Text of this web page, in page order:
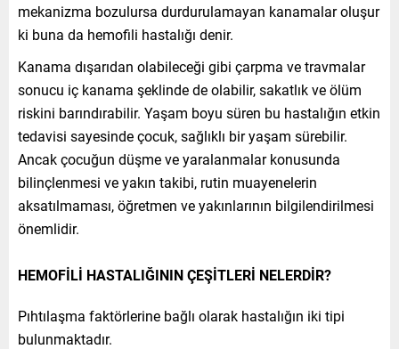
mekanizma bozulursa durdurulamayan kanamalar oluşur
ki buna da hemofili hastalığı denir.
Kanama dışarıdan olabileceği gibi çarpma ve travmalar
sonucu iç kanama şeklinde de olabilir, sakatlık ve ölüm
riskini barındırabilir. Yaşam boyu süren bu hastalığın etkin
tedavisi sayesinde çocuk, sağlıklı bir yaşam sürebilir.
Ancak çocuğun düşme ve yaralanmalar konusunda
bilinçlenmesi ve yakın takibi, rutin muayenelerin
aksatılmaması, öğretmen ve yakınlarının bilgilendirilmesi
önemlidir.
HEMOFİLİ HASTALIĞININ ÇEŞİTLERİ NELERDİR?
Pıhtılaşma faktörlerine bağlı olarak hastalığın iki tipi
bulunmaktadır.